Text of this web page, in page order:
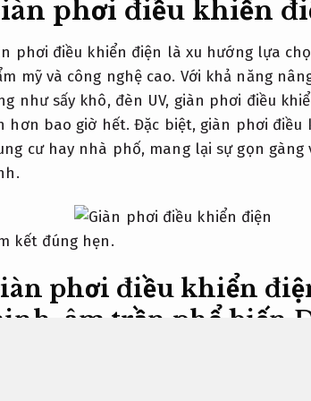
phơi điều khiển
phơi điều khiển điện là xu hướng lựa
mỹ và công nghệ cao. Với khả năng
như sấy khô, đèn UV, giàn phơi điều
hơn bao giờ hết. Đặc biệt, giàn phơi
cư hay nhà phố, mang lại sự gọn
kết đúng hẹn.
phơi điều khiển
âm trần phổ biến